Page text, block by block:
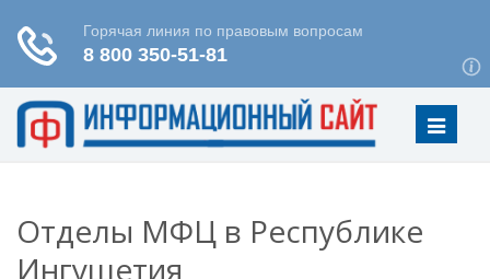
Меню
Отделы МФЦ в Республике
Ингушетия